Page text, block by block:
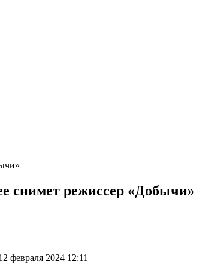
снимет режиссер «Добычи»
февраля 2024 12:11